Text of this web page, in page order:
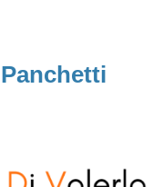
Panchetti